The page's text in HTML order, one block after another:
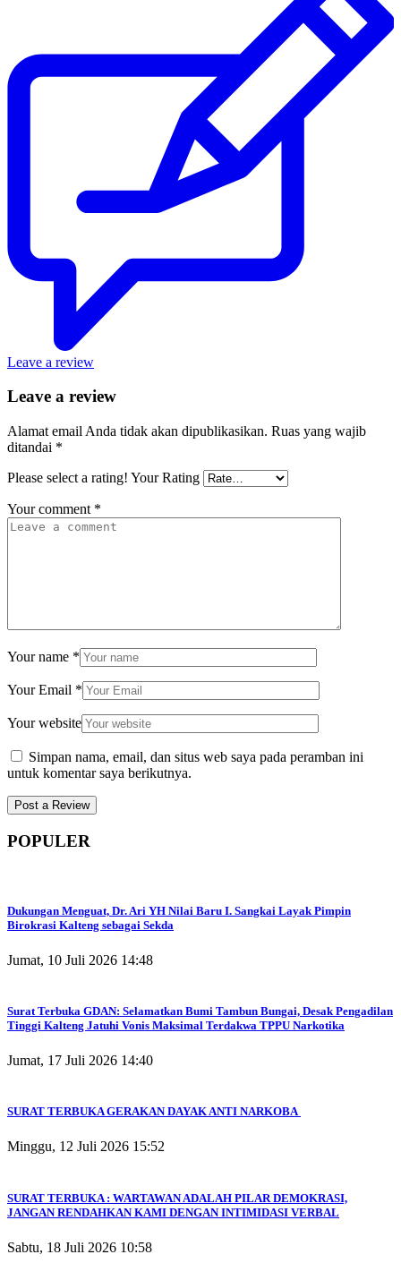
Leave a review
Leave a review
Alamat email Anda tidak akan dipublikasikan. Ruas yang wajib
ditandai *
Please select a rating! Your Rating
Your comment *
Your name *
Your Email *
Your website
Simpan nama, email, dan situs web saya pada peramban ini
untuk komentar saya berikutnya.
POPULER
Dukungan Menguat, Dr. Ari YH Nilai Baru I. Sangkai Layak Pimpin
Birokrasi Kalteng sebagai Sekda
Jumat, 10 Juli 2026 14:48
Surat Terbuka GDAN: Selamatkan Bumi Tambun Bungai, Desak Pengadilan
Tinggi Kalteng Jatuhi Vonis Maksimal Terdakwa TPPU Narkotika
Jumat, 17 Juli 2026 14:40
SURAT TERBUKA GERAKAN DAYAK ANTI NARKOBA
Minggu, 12 Juli 2026 15:52
SURAT TERBUKA : WARTAWAN ADALAH PILAR DEMOKRASI,
JANGAN RENDAHKAN KAMI DENGAN INTIMIDASI VERBAL
Sabtu, 18 Juli 2026 10:58